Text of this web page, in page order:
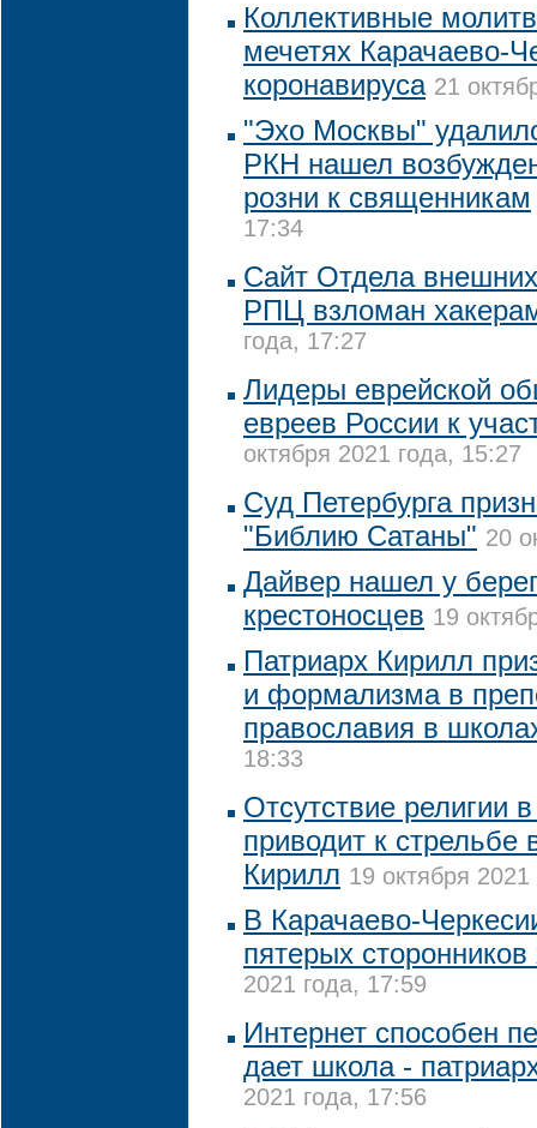
Коллективные
мечетях Карачаево-
коронавируса 21
"Эхо Москвы"
РКН нашел
розни к священникам
17:34
Сайт Отдела
РПЦ взломан
года, 17:27
Лидеры еврейской
евреев России к
октября 2021 года, 15:27
Суд Петербурга
"Библию Сатаны" 20
Дайвер нашел у
крестоносцев 19
Патриарх Кирилл
и формализма в
православия в
18:33
Отсутствие религии
приводит к стрельбе
Кирилл 19 октября
В Карачаево-
пятерых
2021 года, 17:59
Интернет способен
дает школа -
2021 года, 17:56